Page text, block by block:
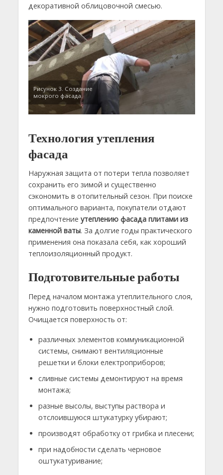
декоративной облицовочной смесью.
Рисунок 3. Создание
мокрого фасада.
Технология утепления
фасада
Наружная защита от потери тепла позволяет
сохранить его зимой и существенно
сэкономить в отопительный сезон. При поиске
оптимального варианта, покупатели отдают
предпочтение утеплению фасада плитами из
каменной ваты. За долгие годы практического
применения она показала себя, как хороший
теплоизоляционный продукт.
Подготовительные работы
Перед началом монтажа утеплительного слоя,
нужно подготовить поверхностный слой.
Очищается поверхность от:
различных элементов коммуникационной
системы, снимают вентиляционные
решетки и блоки електроприборов;
сливные системы демонтируют на время
монтажа;
разные высолы, выступы раствора и
отслоившуюся штукатурку убирают;
производят обработку от грибка и плесени;
при надобности сделать черновое
оштукатуривание;